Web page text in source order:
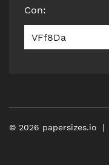
Con:
VFf8Da
© 2026 papersizes.io